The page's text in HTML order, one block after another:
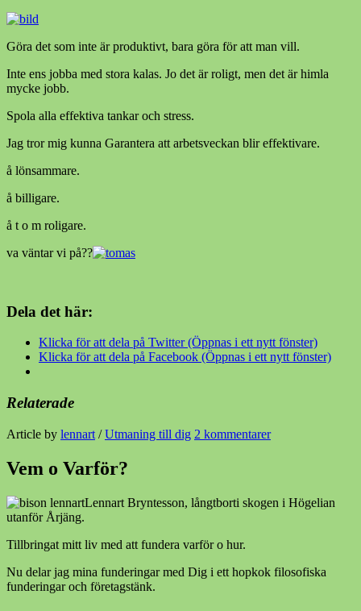
Göra det som inte är produktivt, bara göra för att man vill.
Inte ens jobba med stora kalas. Jo det är roligt, men det är himla
mycke jobb.
Spola alla effektiva tankar och stress.
Jag tror mig kunna Garantera att arbetsveckan blir effektivare.
å lönsammare.
å billigare.
å t o m roligare.
va väntar vi på??
Dela det här:
Klicka för att dela på Twitter (Öppnas i ett nytt fönster)
Klicka för att dela på Facebook (Öppnas i ett nytt fönster)
Relaterade
Article by lennart /Utmaning till dig 2 kommentarer
Vem o Varför?
Lennart Bryntesson, långtborti skogen i Högelian
utanför Årjäng.
Tillbringat mitt liv med att fundera varför o hur.
Nu delar jag mina funderingar med Dig i ett hopkok filosofiska
funderingar och företagstänk.